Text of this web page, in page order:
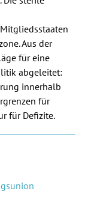
Aus der
für eine
abgeleitet:
innerhalb
für
für Defizite.